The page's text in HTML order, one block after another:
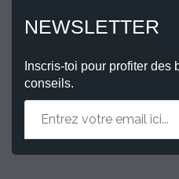
NEWSLETTER
Inscris-toi pour profiter des
conseils.